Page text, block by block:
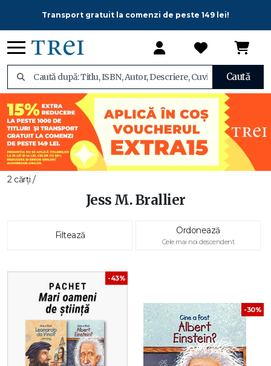
Transport gratuit la comenzi de peste 149 lei!
Caută
2 cărți /
Jess M. Brallier
Filtează Ordonează
Cele mai noi descendent
-43%
-30%